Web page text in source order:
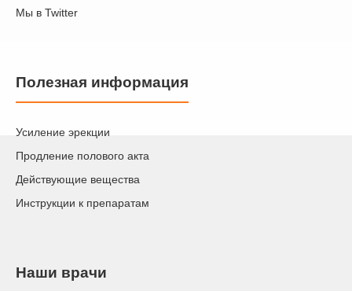
Мы в Twitter
Полезная информация
Усиление эрекции
Продление полового акта
Действующие вещества
Инструкции к препаратам
Наши врачи